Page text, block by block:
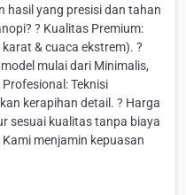
hasil yang presisi dan tahan
? Kualitas Premium:
& cuaca ekstrem). ?
mulai dari Minimalis,
Teknisi
kerapihan detail. ? Harga
sesuai kualitas tanpa biaya
menjamin kepuasan